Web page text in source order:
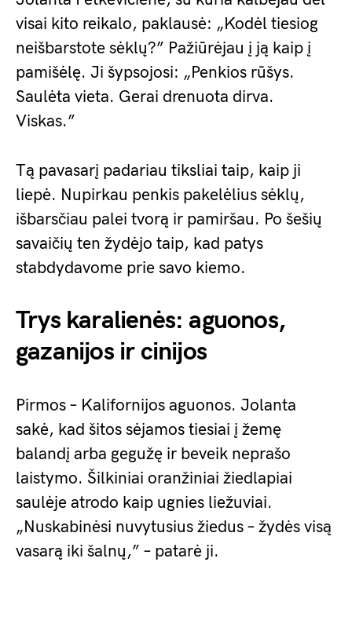
visai kito reikalo, paklausė: „Kodėl tiesiog
neišbarstote sėklų?” Pažiūrėjau į ją kaip į
pamišėlę. Ji šypsojosi: „Penkios rūšys.
Saulėta vieta. Gerai drenuota dirva.
Viskas.”
Tą pavasarį padariau tiksliai taip, kaip ji
liepė. Nupirkau penkis pakelėlius sėklų,
išbarsčiau palei tvorą ir pamiršau. Po šešių
savaičių ten žydėjo taip, kad patys
stabdydavome prie savo kiemo.
Trys karalienės: aguonos,
gazanijos ir cinijos
Pirmos – Kalifornijos aguonos. Jolanta
sakė, kad šitos sėjamos tiesiai į žemę
balandį arba gegužę ir beveik neprašo
laistymo. Šilkiniai oranžiniai žiedlapiai
saulėje atrodo kaip ugnies liežuviai.
„Nuskabinėsi nuvytusius žiedus – žydės visą
vasarą iki šalnų,” – patarė ji.